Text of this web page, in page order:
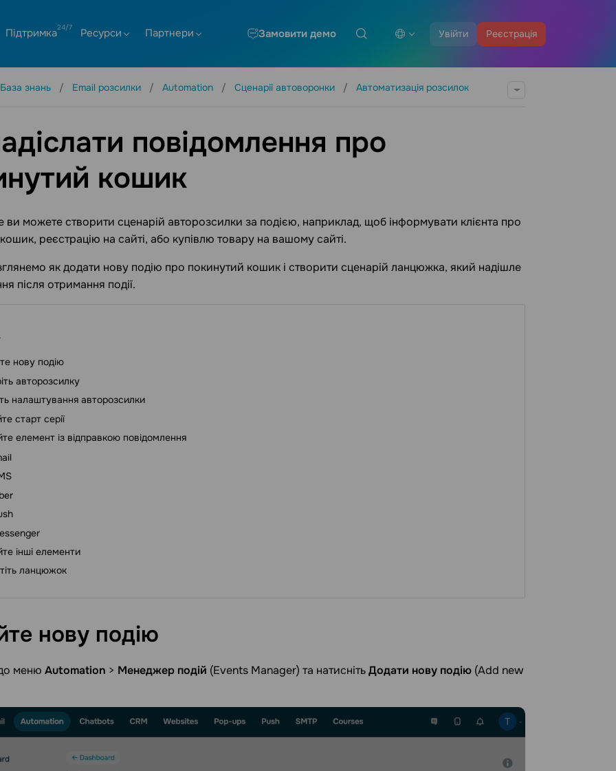
Увійти Реєстрація
Підтримка Ресурси Партнери Замовити демо
База знань Email розсилки Automation Сценарії автоворонки Автоматизація розсилок
повідомлення про
кошик
ви можете створити сценарій авторозсилки за подією, наприклад, щоб інформувати клієнта про
реєстрацію на сайті, або купівлю товару на вашому сайті.
як додати нову подію про покинутий кошик і створити сценарій ланцюжка, який надішле
після отримання події.
нову подію
авторозсилку
налаштування авторозсилки
старт серії
елемент із відправкою повідомлення
інші елементи
ланцюжок
нову подію
меню Automation > Менеджер подій (Events Manager) та натиснітьДодати нову подію (Add new